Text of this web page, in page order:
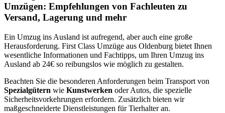
Umzügen: Empfehlungen von Fachleuten zu
Versand, Lagerung und mehr
Ein Umzug ins Ausland ist aufregend, aber auch eine große
Herausforderung. First Class Umzüge aus Oldenburg bietet Ihnen
wesentliche Informationen und Fachtipps, um Ihren Umzug ins
Ausland ab 24€ so reibungslos wie möglich zu gestalten.
Beachten Sie die besonderen Anforderungen beim Transport von
Spezialgütern wie Kunstwerken oder Autos, die spezielle
Sicherheitsvorkehrungen erfordern. Zusätzlich bieten wir
maßgeschneiderte Dienstleistungen für Tierhalter an.